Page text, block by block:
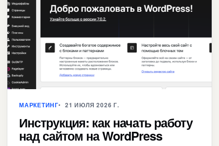
МАРКЕТИНГ 21 ИЮЛЯ 2026 Г.
Инструкция: как начать работу
над сайтом на WordPress